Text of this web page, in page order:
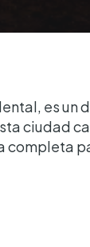
es un
ciudad
completa